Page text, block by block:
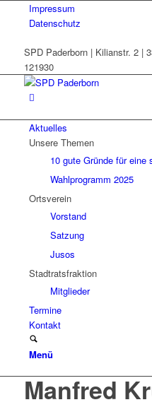
Impressum
Datenschutz
SPD Paderborn | Kilianstr. 2 |
121930
Aktuelles
Unsere Themen
10 gute Gründe für eine
Wahlprogramm 2025
Ortsverein
Vorstand
Satzung
Jusos
Stadtratsfraktion
Mitglieder
Termine
Kontakt
Menü
Manfred